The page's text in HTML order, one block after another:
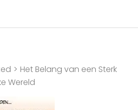
> Het Belang van een Sterk
Wereld